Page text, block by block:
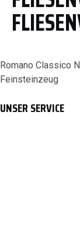
Romano Classico
Feinsteinzeug
UNSER SERVICE